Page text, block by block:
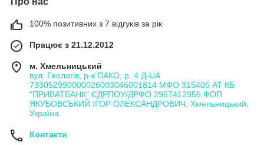
100% позитивних з 7 відгуків за рік
Працює з 21.12.2012
м. Хмельницький
вул. Геологів, р-к ПАКО, р. 4 Д-UA
733052990000026003046001814 МФО 315405 АТ КБ
"ПРИВАТБАНК" ЄДРПОУ/ДРФО 2967412956 ФОП
ЯКУБОВСЬКИЙ ІГОР ОЛЕКСАНДРОВИЧ, Хмельницький,
Україна
Контакти